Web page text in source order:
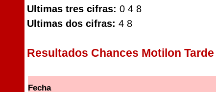
Ultimas tres cifras: 0 4 8
Ultimas dos cifras: 4 8
Resultados Chances Motilon Tarde
Fecha